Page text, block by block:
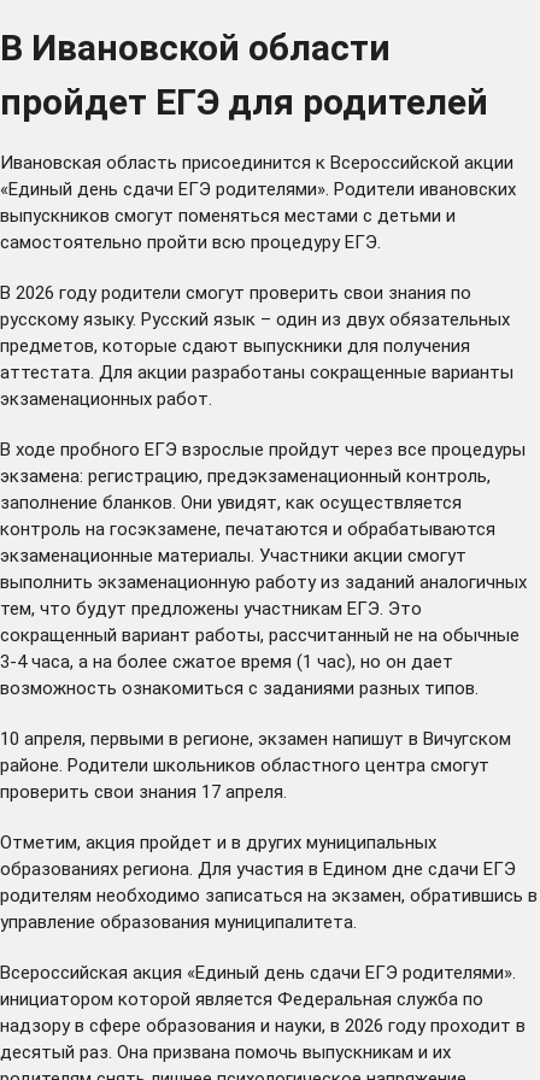
В Ивановской области
пройдет ЕГЭ для родителей
Ивановская область присоединится к Всероссийской акции
«Единый день сдачи ЕГЭ родителями». Родители ивановских
выпускников смогут поменяться местами с детьми и
самостоятельно пройти всю процедуру ЕГЭ.
В 2026 году родители смогут проверить свои знания по
русскому языку. Русский язык – один из двух обязательных
предметов, которые сдают выпускники для получения
аттестата. Для акции разработаны сокращенные варианты
экзаменационных работ.
В ходе пробного ЕГЭ взрослые пройдут через все процедуры
экзамена: регистрацию, предэкзаменационный контроль,
заполнение бланков. Они увидят, как осуществляется
контроль на госэкзамене, печатаются и обрабатываются
экзаменационные материалы. Участники акции смогут
выполнить экзаменационную работу из заданий аналогичных
тем, что будут предложены участникам ЕГЭ. Это
сокращенный вариант работы, рассчитанный не на обычные
3-4 часа, а на более сжатое время (1 час), но он дает
возможность ознакомиться с заданиями разных типов.
10 апреля, первыми в регионе, экзамен напишут в Вичугском
районе. Родители школьников областного центра смогут
проверить свои знания 17 апреля.
Отметим, акция пройдет и в других муниципальных
образованиях региона. Для участия в Едином дне сдачи ЕГЭ
родителям необходимо записаться на экзамен, обратившись в
управление образования муниципалитета.
Всероссийская акция «Единый день сдачи ЕГЭ родителями».
инициатором которой является Федеральная служба по
надзору в сфере образования и науки, в 2026 году проходит в
десятый раз. Она призвана помочь выпускникам и их